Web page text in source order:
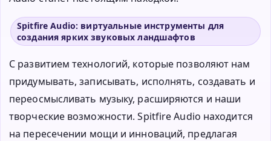
Spitfire Audio: виртуальные инструменты для
создания ярких звуковых ландшафтов
С развитием технологий, которые позволяют нам
придумывать, записывать, исполнять, создавать и
переосмысливать музыку, расширяются и наши
творческие возможности. Spitfire Audio находится
на пересечении мощи и инноваций, предлагая